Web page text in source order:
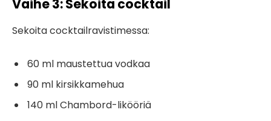
Vaihe 3: Sekoita cocktail
Sekoita cocktailravistimessa:
60 ml maustettua vodkaa
90 ml kirsikkamehua
140 ml Chambord-likööriä